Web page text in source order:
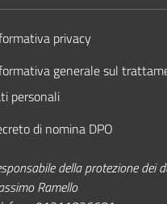
privacy
generale sul
personali
di nomina DPO
della protezione dei
Ramello